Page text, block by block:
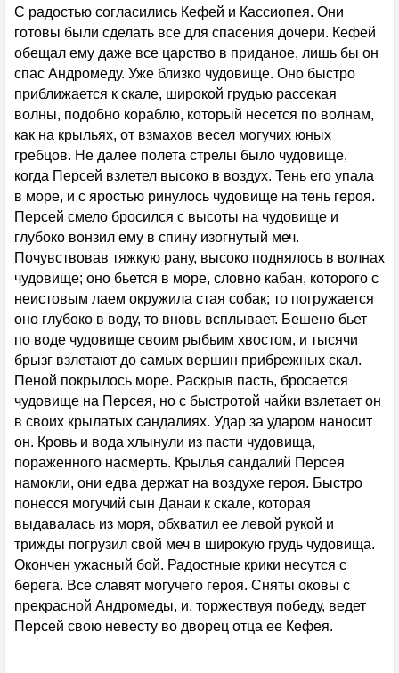
С радостью согласились Кефей и Кассиопея. Они
готовы были сделать все для спасения дочери. Кефей
обещал ему даже все царство в приданое, лишь бы он
спас Андромеду. Уже близко чудовище. Оно быстро
приближается к скале, широкой грудью рассекая
волны, подобно кораблю, который несется по волнам,
как на крыльях, от взмахов весел могучих юных
гребцов. Не далее полета стрелы было чудовище,
когда Персей взлетел высоко в воздух. Тень его упала
в море, и с яростью ринулось чудовище на тень героя.
Персей смело бросился с высоты на чудовище и
глубоко вонзил ему в спину изогнутый меч.
Почувствовав тяжкую рану, высоко поднялось в волнах
чудовище; оно бьется в море, словно кабан, которого с
неистовым лаем окружила стая собак; то погружается
оно глубоко в воду, то вновь всплывает. Бешено бьет
по воде чудовище своим рыбьим хвостом, и тысячи
брызг взлетают до самых вершин прибрежных скал.
Пеной покрылось море. Раскрыв пасть, бросается
чудовище на Персея, но с быстротой чайки взлетает он
в своих крылатых сандалиях. Удар за ударом наносит
он. Кровь и вода хлынули из пасти чудовища,
пораженного насмерть. Крылья сандалий Персея
намокли, они едва держат на воздухе героя. Быстро
понесся могучий сын Данаи к скале, которая
выдавалась из моря, обхватил ее левой рукой и
трижды погрузил свой меч в широкую грудь чудовища.
Окончен ужасный бой. Радостные крики несутся с
берега. Все славят могучего героя. Сняты оковы с
прекрасной Андромеды, и, торжествуя победу, ведет
Персей свою невесту во дворец отца ее Кефея.